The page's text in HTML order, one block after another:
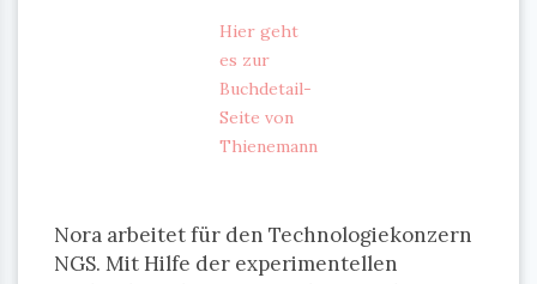
Hier geht
es zur
Buchdetail-
Seite von
Thienemann
Nora arbeitet für den Technologiekonzern
NGS. Mit Hilfe der experimentellen